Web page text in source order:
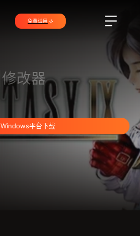
免费试用
|修改器
Windows平台下载